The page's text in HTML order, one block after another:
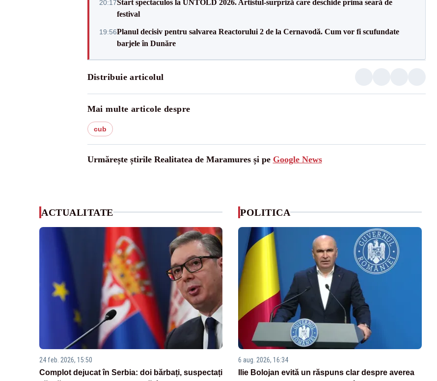
20:17Start spectaculos la UNTOLD 2026. Artistul-surpriză care deschide prima seară de
festival
19:56Planul decisiv pentru salvarea Reactorului 2 de la Cernavodă. Cum vor fi scufundate
barjele în Dunăre
Distribuie articolul
Mai multe articole despre
cub
Urmărește știrile Realitatea de Maramures și pe Google News
ACTUALITATE
24 feb. 2026, 15:50
Complot dejucat în Serbia: doi bărbați, suspectați
POLITICA
6 aug. 2026, 16:34
Ilie Bolojan evită un răspuns clar despre averea